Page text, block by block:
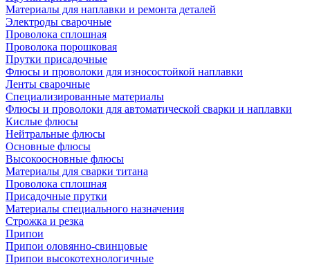
Материалы для наплавки и ремонта деталей
Электроды сварочные
Проволока сплошная
Проволока порошковая
Прутки присадочные
Флюсы и проволоки для износостойкой наплавки
Ленты сварочные
Специализированные материалы
Флюсы и проволоки для автоматической сварки и наплавки
Кислые флюсы
Нейтральные флюсы
Основные флюсы
Высокоосновные флюсы
Материалы для сварки титана
Проволока сплошная
Присадочные прутки
Материалы специального назначения
Строжка и резка
Припои
Припои оловянно-свинцовые
Припои высокотехнологичные